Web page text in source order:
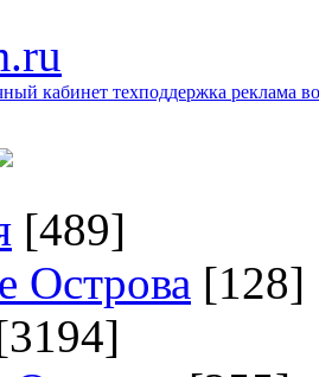
кабинет техподдержка реклама
[489]
Острова [128]